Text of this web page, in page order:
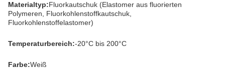
Materialtyp:Fluorkautschuk (Elastomer aus fluorierten
Polymeren, Fluorkohlenstoffkautschuk,
Fluorkohlenstoffelastomer)
Temperaturbereich:-20°C bis 200°C
Farbe:Weiß